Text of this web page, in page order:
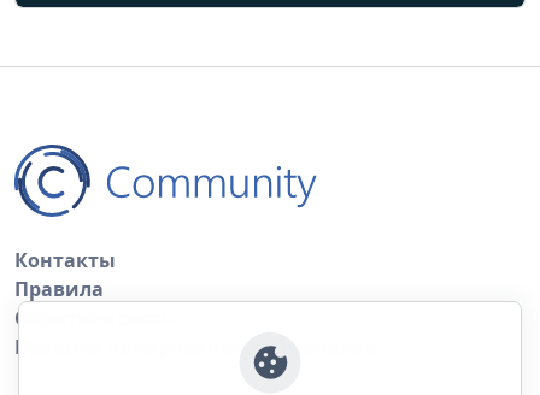
Контакты
Правила
Обратная связь
Правила копирования материалов